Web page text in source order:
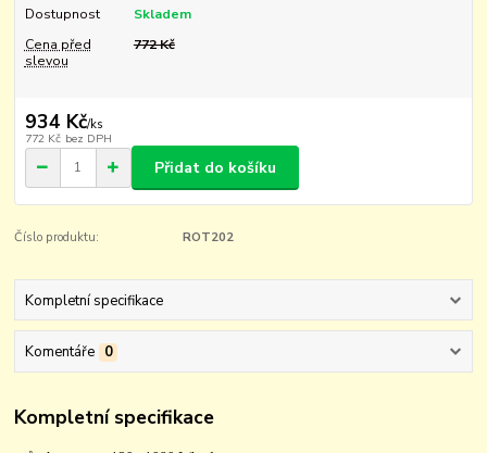
Dostupnost
Skladem
Cena před
slevou
772 Kč
934 Kč/ks
772 Kč bez DPH
Přidat do košíku
Číslo produktu: ROT202
Kompletní specifikace
Komentáře 0
Kompletní specifikace